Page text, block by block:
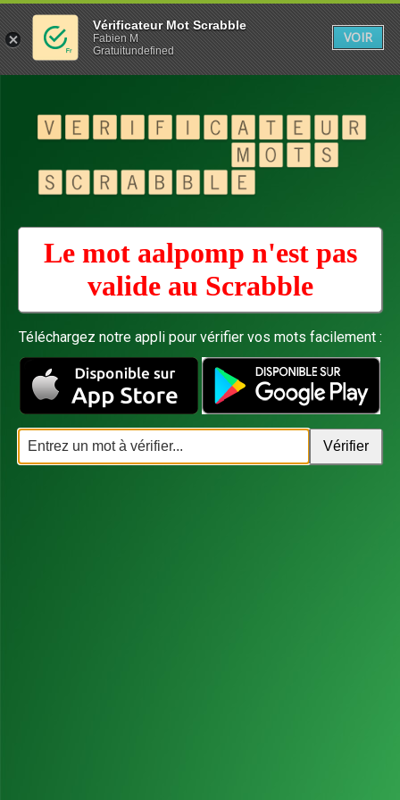
Le mot aalpomp n'est pas
valide au Scrabble
Téléchargez notre appli pour vérifier vos mots facilement :
Vérificateur Mot Scrabble
Fabien M
Gratuitundefined
VOIR